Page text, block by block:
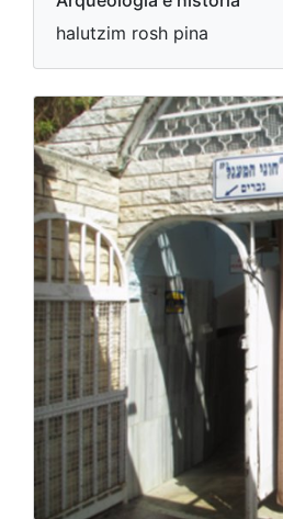
halutzim rosh pina